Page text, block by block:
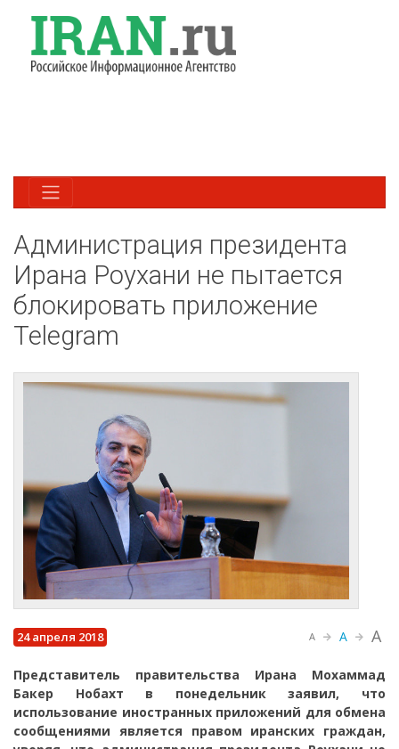
Администрация президента
Ирана Роухани не пытается
блокировать приложение
Telegram
24 апреля 2018 A A A
Представитель правительства Ирана Мохаммад
Бакер Нобахт в понедельник заявил, что
использование иностранных приложений для обмена
сообщениями является правом иранских граждан,